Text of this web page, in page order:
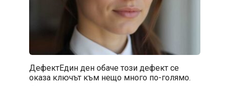
ДефектЕдин ден обаче този дефект се
оказа ключът към нещо много по-голямо.